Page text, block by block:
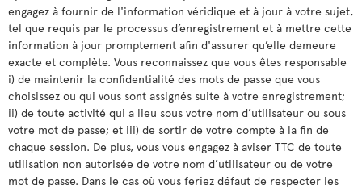
engagez à fournir de l'information véridique et à jour à votre sujet,
tel que requis par le processus d’enregistrement et à mettre cette
information à jour promptement afin d'assurer qu’elle demeure
exacte et complète. Vous reconnaissez que vous êtes responsable
i) de maintenir la confidentialité des mots de passe que vous
choisissez ou qui vous sont assignés suite à votre enregistrement;
ii) de toute activité qui a lieu sous votre nom d’utilisateur ou sous
votre mot de passe; et iii) de sortir de votre compte à la fin de
chaque session. De plus, vous vous engagez à aviser TTC de toute
utilisation non autorisée de votre nom d’utilisateur ou de votre
mot de passe. Dans le cas où vous feriez défaut de respecter les